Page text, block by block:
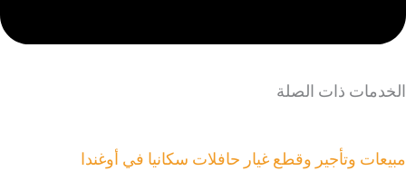
الخدمات ذات الصلة
مبيعات وتأجير وقطع غيار حافلات سكانيا في أوغندا